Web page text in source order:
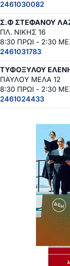
2461030082
Σ.Φ ΣΤΕΦΑΝΟΥ
ΠΛ. ΝΙΚΗΣ 16
8:30 ΠΡΩΙ - 2:30
2461031783
ΤΥΦΟΞΥΛΟΥ
ΠΑΥΛΟΥ ΜΕΛΑ 12
8:30 ΠΡΩΙ - 2:30
2461024433